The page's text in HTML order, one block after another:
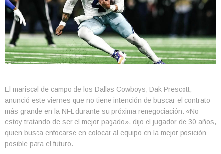
El mariscal de campo de los Dallas Cowboys, Dak Prescott,
anunció este viernes que no tiene intención de buscar el contrato
más grande en la NFL durante su próxima renegociación. «No
estoy tratando de ser el mejor pagado», dijo el jugador de 30 años,
quien busca enfocarse en colocar al equipo en la mejor posición
posible para el futuro.